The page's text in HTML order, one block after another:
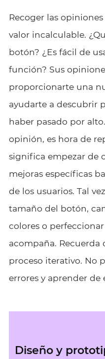
Recoger las
valor incalculable.
botón? ¿Es fácil de
función? Sus
proporcionarte una
ayudarte a descubrir
haber pasado por
opinión, es hora de
significa empezar de
mejoras específicas
de los usuarios. Tal
tamaño del botón,
colores o
acompaña. Recuerda
proceso iterativo. No
errores y aprender de
Diseño y